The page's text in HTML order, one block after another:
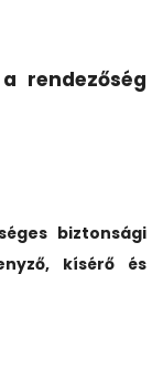
rendezőség
biztonsági
kísérő és